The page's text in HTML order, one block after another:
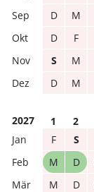
D
M
D
F
S
M
D
M
2027 1 2
F
S
M
D
M
D